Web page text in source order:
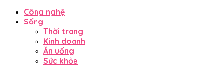
Công nghệ
Sống
Thời trang
Kinh doanh
Ăn uống
Sức khỏe